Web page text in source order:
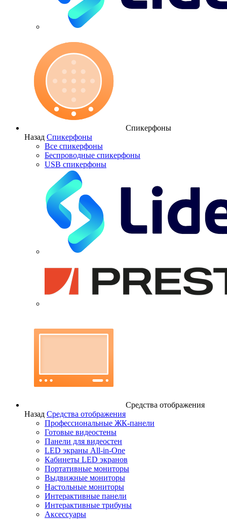
Спикерфоны
Назад Спикерфоны
Все спикерфоны
Беспроводные спикерфоны
USB спикерфоны
Средства отображения
Назад Средства отображения
Профессиональные ЖК-панели
Готовые видеостены
Панели для видеостен
LED экраны All-in-One
Кабинеты LED экранов
Портативные мониторы
Выдвижные мониторы
Настольные мониторы
Интерактивные панели
Интерактивные трибуны
Аксессуары